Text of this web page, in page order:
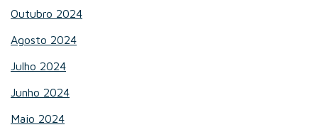
Outubro 2024
Agosto 2024
Julho 2024
Junho 2024
Maio 2024